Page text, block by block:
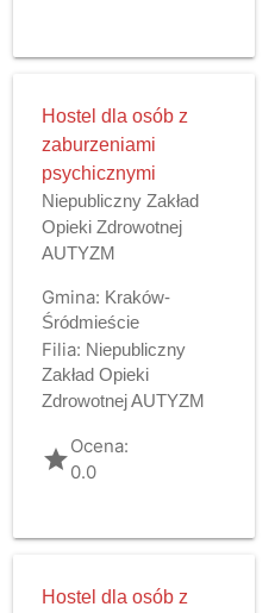
Hostel dla osób z
zaburzeniami
psychicznymi
Niepubliczny Zakład
Opieki Zdrowotnej
AUTYZM
Gmina: Kraków-
Śródmieście
Filia: Niepubliczny
Zakład Opieki
Zdrowotnej AUTYZM
gradeOcena:
0.0
Hostel dla osób z